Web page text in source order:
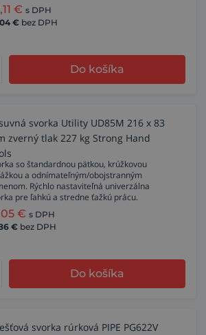
€ s DPH
€ bez DPH
Do košíka
svorka Utility UD85M 216 x 83
zverný tlak 227 kg Strong Hand
so štandardnou pätkou, krúžkovou
a odnímateľným/obojstranným
Rýchlo nastaviteľná univerzálna
pre ľahkú a stredne ťažkú prácu.
€ s DPH
€ bez DPH
Do košíka
svorka rúrková PIPE PG622V